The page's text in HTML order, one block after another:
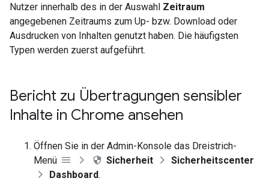
Nutzer innerhalb des in der Auswahl Zeitraum
angegebenen Zeitraums zum Up- bzw. Download oder
Ausdrucken von Inhalten genutzt haben. Die häufigsten
Typen werden zuerst aufgeführt.
Bericht zu Übertragungen sensibler
Inhalte in Chrome ansehen
Öffnen Sie in der Admin-Konsole das Dreistrich-
Menü
Sicherheit
Sicherheitscenter
Dashboard.